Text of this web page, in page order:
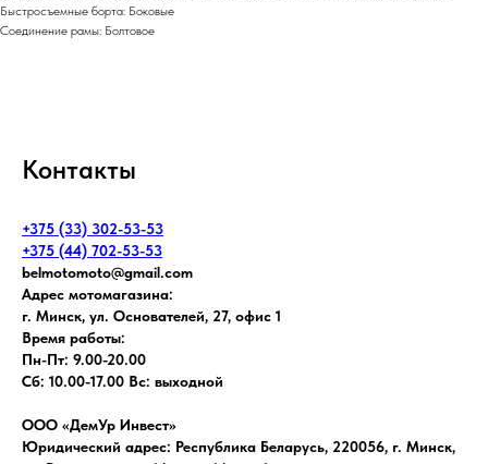
Быстросъемные борта: Боковые
Соединение рамы: Болтовое
Контакты
+375 (33) 302-53-53
+375 (44) 702-53-53
belmotomoto@gmail.com
Адрес мотомагазина:
г. Минск, ул. Основателей, 27, офис 1
Время работы:
Пн-Пт: 9.00-20.00
Сб: 10.00-17.00 Вс: выходной
ООО «ДемУр Инвест»
Юридический адрес: Республика Беларусь, 220056, г. Минск,